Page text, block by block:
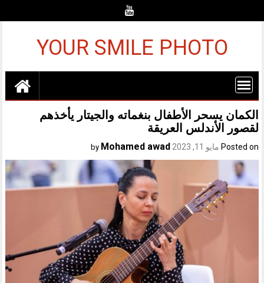
YOUR SMILE PHOTO
الكمان يسحر الأطفال بنغماته والجيتار يأخذهم
لقصور الأندلس العريقة
Posted on مايو 11, 2023 Mohamed awad